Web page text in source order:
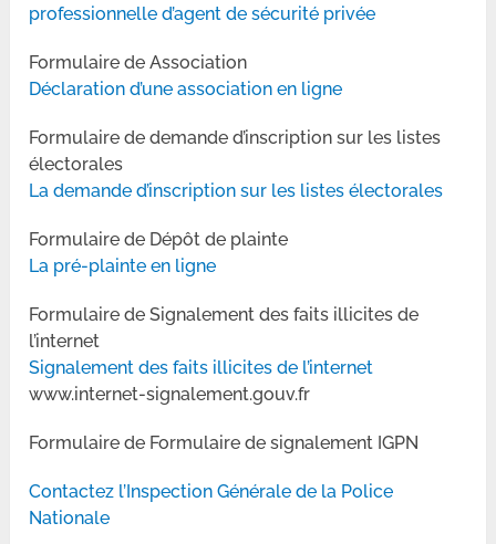
professionnelle d’agent de sécurité privée
Formulaire de Association
Déclaration d’une association en ligne
Formulaire de demande d’inscription sur les listes
électorales
La demande d’inscription sur les listes électorales
Formulaire de Dépôt de plainte
La pré-plainte en ligne
Formulaire de Signalement des faits illicites de
l’internet
Signalement des faits illicites de l’internet
www.internet-signalement.gouv.fr
Formulaire de Formulaire de signalement IGPN
Contactez l’Inspection Générale de la Police
Nationale